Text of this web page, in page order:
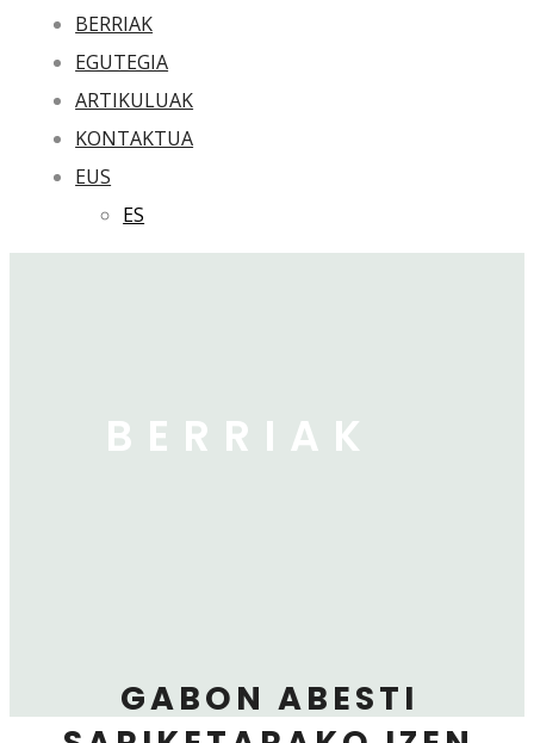
BERRIAK
EGUTEGIA
ARTIKULUAK
KONTAKTUA
EUS
ES
BERRIAK
GABON ABESTI